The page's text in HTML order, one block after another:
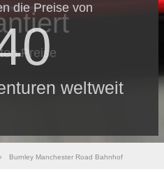
die Preise von
weltweit
Preise
Burnley Manchester Road Bahnhof